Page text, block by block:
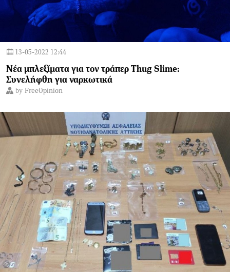
13-05-2022 12:44
Νέα μπλεξίματα για τον τράπερ Thug Slime:
Συνελήφθη για ναρκωτικά
by FreeOpinion